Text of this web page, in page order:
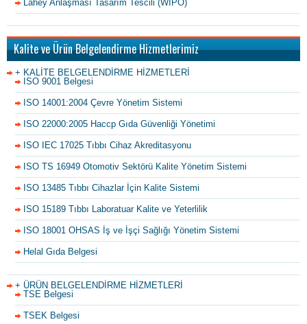
Lahey Anlaşması Tasarım Tescili (WIPO)
Kalite ve Ürün Belgelendirme Hizmetlerimiz
+ KALİTE BELGELENDİRME HİZMETLERİ
ISO 9001 Belgesi
ISO 14001:2004 Çevre Yönetim Sistemi
ISO 22000:2005 Haccp Gıda Güvenliği Yönetimi
ISO IEC 17025 Tıbbı Cihaz Akreditasyonu
ISO TS 16949 Otomotiv Sektörü Kalite Yönetim Sistemi
ISO 13485 Tıbbı Cihazlar İçin Kalite Sistemi
ISO 15189 Tıbbı Laboratuar Kalite ve Yeterlilik
ISO 18001 OHSAS İş ve İşçi Sağlığı Yönetim Sistemi
Helal Gıda Belgesi
+ ÜRÜN BELGELENDİRME HİZMETLERİ
TSE Belgesi
TSEK Belgesi